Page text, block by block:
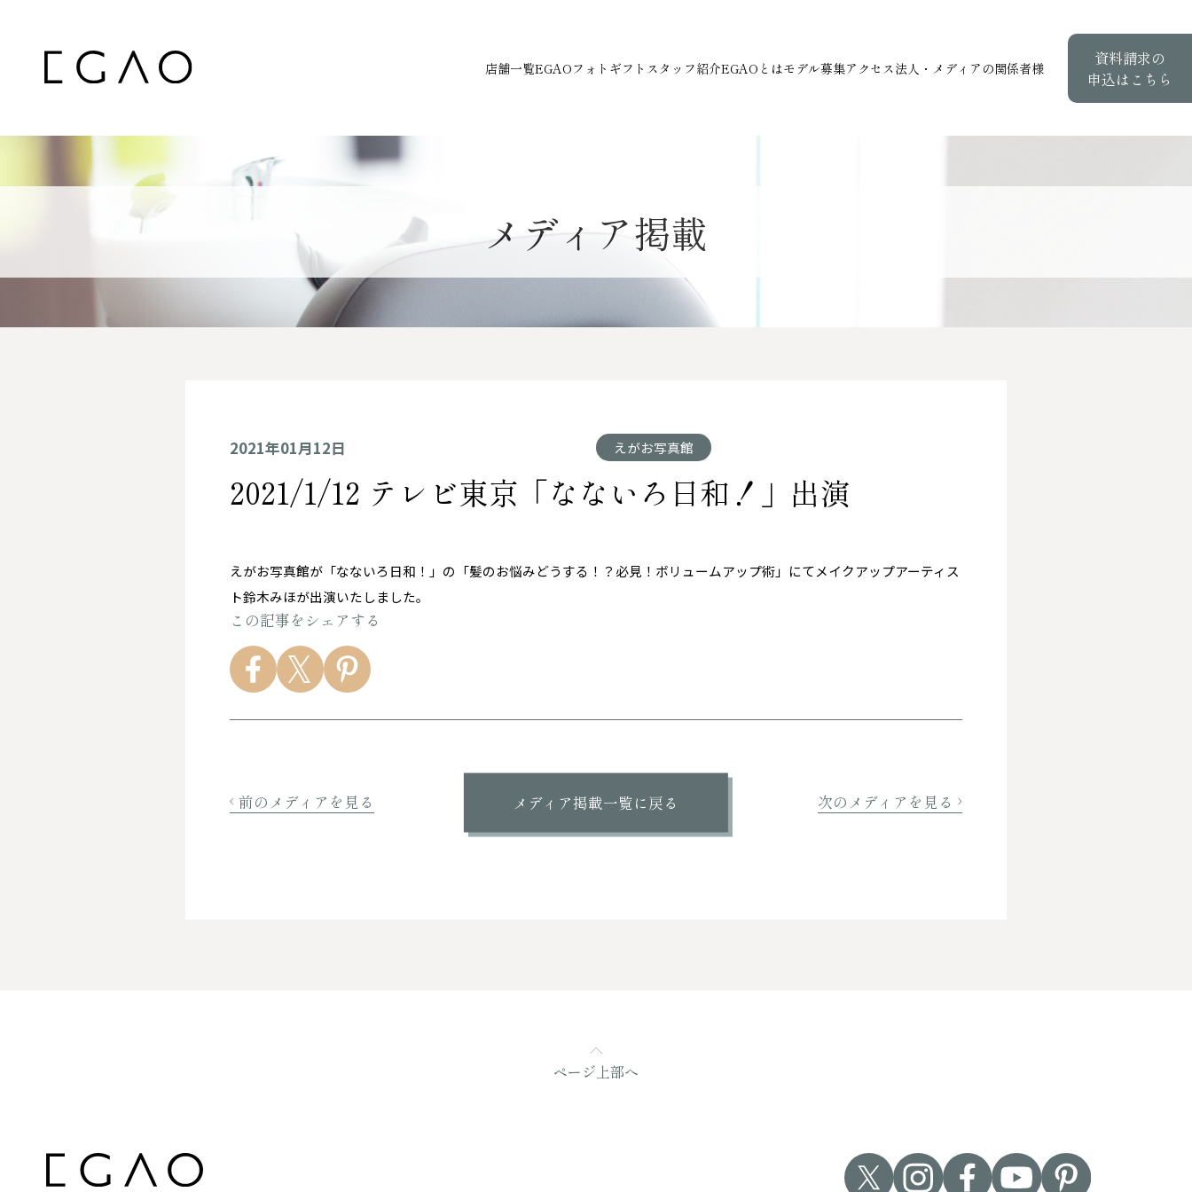
店舗一覧EGAOフォトギフト スタッフ紹介EGAOとはモデル募集アクセス法人・メディアの関係者様
資料請求の
申込はこちら
メディア掲載
2021年01月12日 えがお写真館
2021/1/12 テレビ東京「なないろ日和！」出演
えがお写真館が「なないろ日和！」の「髪のお悩みどうする！？必見！ボリュームアップ術」にてメイクアップアーティス
ト鈴木みほが出演いたしました。
この記事をシェアする
前のメディアを見る 次のメディアを見る
メディア掲載一覧に戻る
ページ上部へ